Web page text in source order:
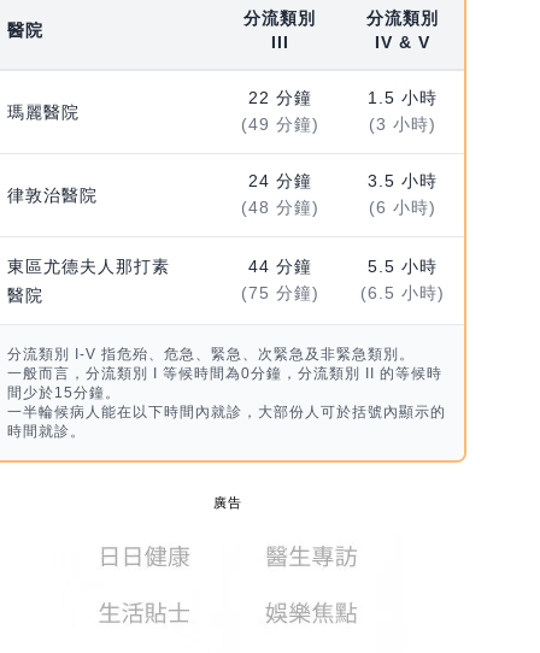
醫院
分流類別
III
分流類別
IV & V
瑪麗醫院
22 分鐘
(49 分鐘)
1.5 小時
(3 小時)
律敦治醫院
24 分鐘
(48 分鐘)
3.5 小時
(6 小時)
東區尤德夫人那打素
醫院
44 分鐘
(75 分鐘)
5.5 小時
(6.5 小時)
分流類別 I-V 指危殆、危急、緊急、次緊急及非緊急類別。
一般而言，分流類別 I 等候時間為0分鐘，分流類別 II 的等候時
間少於15分鐘。
一半輪候病人能在以下時間內就診，大部份人可於括號內顯示的
時間就診。
廣告